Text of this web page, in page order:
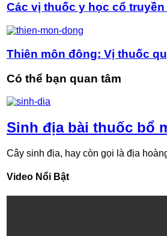
Các vị thuốc y học cổ
Thiên môn đông: Vị thuốc
Có thể bạn quan tâm
Sinh địa bài thuốc bổ
Cây sinh địa, hay còn gọi là địa
Video Nổi Bật